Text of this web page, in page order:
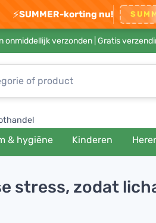
⚡SUMMER-korting nu!
verzonden | Gratis
& hygiëne Kinderen
stress, zodat